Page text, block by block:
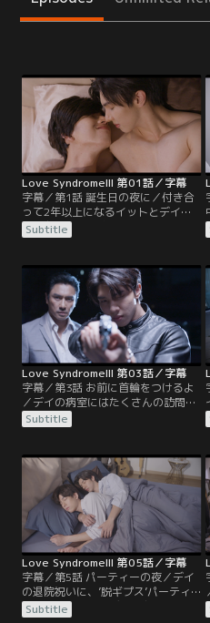
Love SyndromeIII 第01話／字幕
字幕／第1話 誕生日の夜に／付き合
って2年以上になるイットとデイ
は、友人たちや家族にも祝福される
カップル。何でもやってあげたいデ
りで、その甘やかしようにまわりも
心配するほどだ。ある日、誕生日を
迎えたイットは当日にどうしてもケ
ーキでお祝いして欲しいと、出張中
のデイに無理やり帰宅をお願いす
る。
Subtitle
Love SyndromeIII 第03話／字幕
字幕／第3話 お前に首輪をつけるよ
／デイの病室にはたくさんの訪問客
がやってくる。マフィア時代のボス
に、友人たち、理髪店のスタッフ…
ていたことを語るが、デイは認めよ
うとしない。そんな時、イットの友
人・ボールが病室を訪れる。その優
しいふるまいとイットと親しげな様
子にデイは嫉妬して…。
Subtitle
Love SyndromeIII 第05話／字幕
字幕／第5話 パーティーの夜／デイ
の退院祝いに、’脱ギプス’パーティ
ーが開催される。デイの友人ニン、
Subtitle